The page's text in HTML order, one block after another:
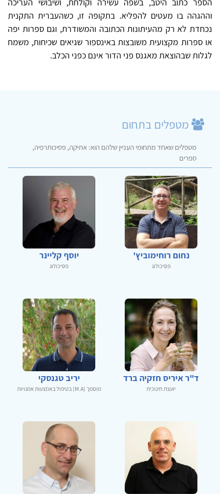
הספר כתוב היטב, בשפה עשירה וקולחת, ושיבושי העריכה
וההגהה בו מעטים להפליא. בתקופה זו, כשהעברית התקנית
נכחדת לא רק מהעיתונות הכתובה והמשודרת, וגם ספרות יפה
או ספרות מקצועית משובצות באינספור שגיאים שכיחות, משמח
לגלות שבהוצאת מאגנס פני הדור אינם כפני הכלב.
מטפלים בתחום
מטפלים שאחד מתחומי העניין שלהם הוא: אתיקה, פסיכותרפיה,
ספרים
נחום רוחימוביץ'
פסיכולוג
יוסף קליינר
פסיכולוג
ד"ר איריס חזקיה ברד
יועצת חינוכית
יריב טגנסקי
מוסמך (M.A) בטיפול באמצעות אמנויות